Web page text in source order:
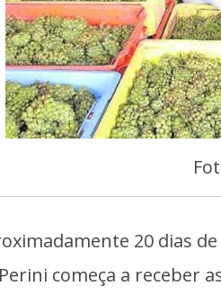
20 dias
começa a receber